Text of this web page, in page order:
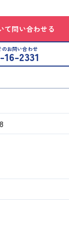
て問い合わせる
のお問い合わせ
16-2331